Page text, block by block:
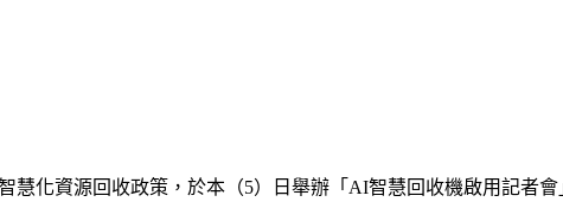
慧化資源回收政策，於本（5）日舉辦「AI智慧回收機啟用記者